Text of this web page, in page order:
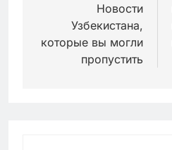
Новости
Узбекистана,
которые вы могли
пропустить